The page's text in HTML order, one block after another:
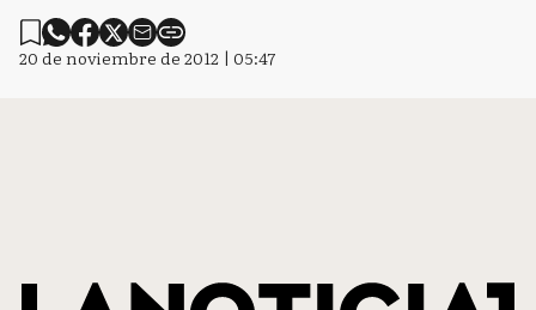
20 de noviembre de 2012 | 05:47